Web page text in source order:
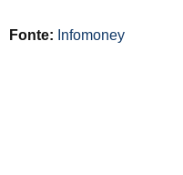
Fonte: Infomoney